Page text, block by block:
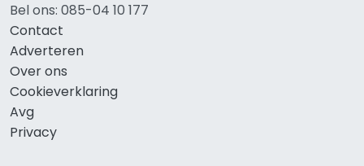
Bel ons: 085-04 10 177
Contact
Adverteren
Over ons
Cookieverklaring
Avg
Privacy